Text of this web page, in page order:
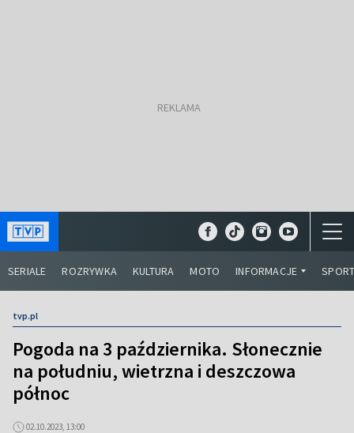
SERIALE ROZRYWKA KULTURA MOTO INFORMACJE
tvp.pl
Pogoda na 3 października. Słonecznie
na południu, wietrzna i deszczowa
północ
02.10.2023, 13:00